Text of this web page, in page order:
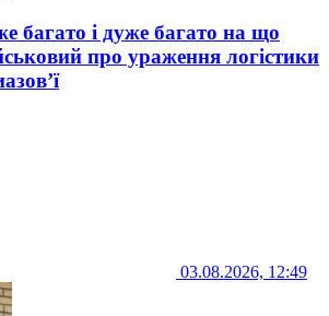
багато і дуже багато на що
про ураження логістики
03.08.2026, 12:49